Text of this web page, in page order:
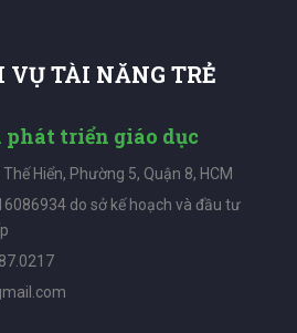
VỤ TÀI NĂNG TRẺ
triển giáo dục
Hiển, Phường 5, Quận 8, HCM
do sở kế hoạch và đầu tư